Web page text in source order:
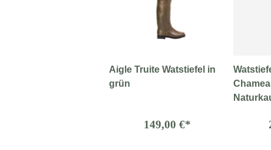
Aigle Truite Watstiefel in
grün
149,00 €*